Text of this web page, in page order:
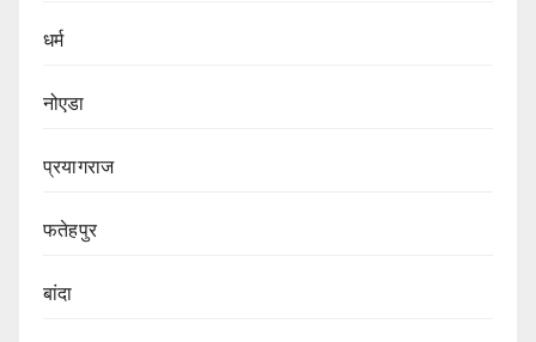
धर्म
नोएडा
प्रयागराज
फतेहपुर
बांदा